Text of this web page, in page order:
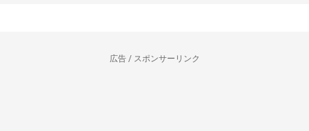
広告 / スポンサーリンク